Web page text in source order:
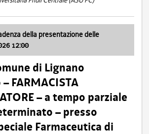
della presentazione delle
12:00
di Lignano
FARMACISTA
– a tempo parziale
– presso
Farmaceutica di